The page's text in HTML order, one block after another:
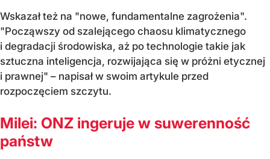
Wskazał też na "nowe, fundamentalne zagrożenia".
"Począwszy od szalejącego chaosu klimatycznego
i degradacji środowiska, aż po technologie takie jak
sztuczna inteligencja, rozwijająca się w próżni etycznej
i prawnej" – napisał w swoim artykule przed
rozpoczęciem szczytu.
Milei: ONZ ingeruje w suwerenność
państw